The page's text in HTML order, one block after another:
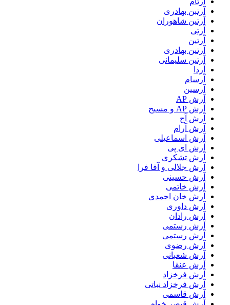
آرتبن بهادری
آرتين شاهوران
آرتی
آرتین
آرتین بهادری
آرتین سلیمانی
آردا
آرسام
آرسین
آرش AP
آرش AP و مسیح
آرش آج
آرش آرام
آرش اسماعیلی
آرش ای پی
آرش تشکری
آرش جلالی و آقا فرا
آرش حسینی
آرش خاتمی
آرش خان احمدی
آرش داوری
آرش رادان
آرش رستمى
آرش رستمی
آرش رضوی
آرش شعبانی
آرش عنقا
آرش فرخزاد
آرش فرخزاد نباتی
آرش قاسمی